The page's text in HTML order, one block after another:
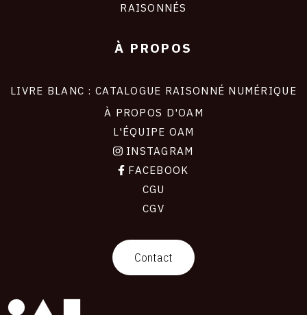
RAISONNÉS
À PROPOS
LIVRE BLANC : CATALOGUE RAISONNÉ NUMÉRIQUE
À PROPOS D'OAM
L'ÉQUIPE OAM
INSTAGRAM
FACEBOOK
CGU
CGV
Contact